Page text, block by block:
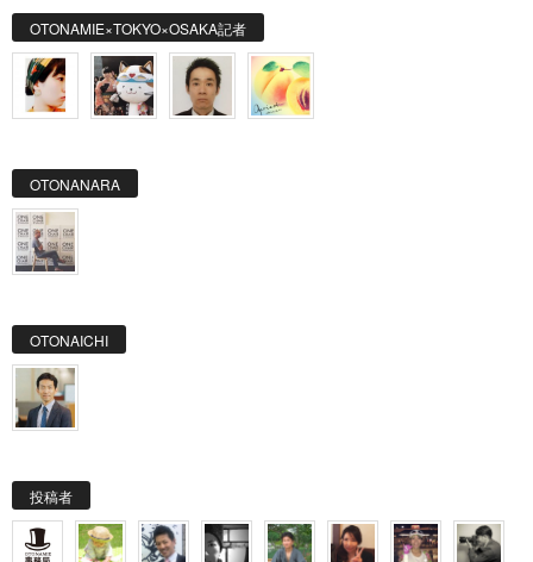
OTONAMIE×TOKYO×OSAKA記者
OTONANARA
OTONAICHI
投稿者